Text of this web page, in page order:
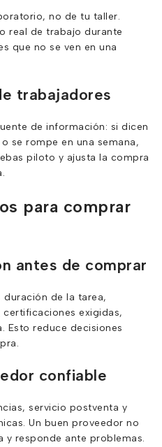
no de tu taller.
real de trabajo durante
que no se ven en una
trabajadores
de información: si dicen
se rompe en una semana,
piloto y ajusta la compra
para comprar
antes de comprar
duración de la tarea,
exigidas,
Esto reduce decisiones
confiable
servicio postventa y
Un buen proveedor no
y responde ante problemas.